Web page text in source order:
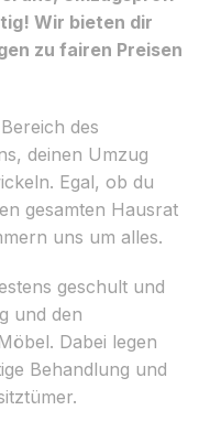
Wir bieten dir
zu fairen Preisen
des
deinen Umzug
Egal, ob du
gesamten Hausrat
uns um alles.
geschult und
und den
Dabei legen
Behandlung und